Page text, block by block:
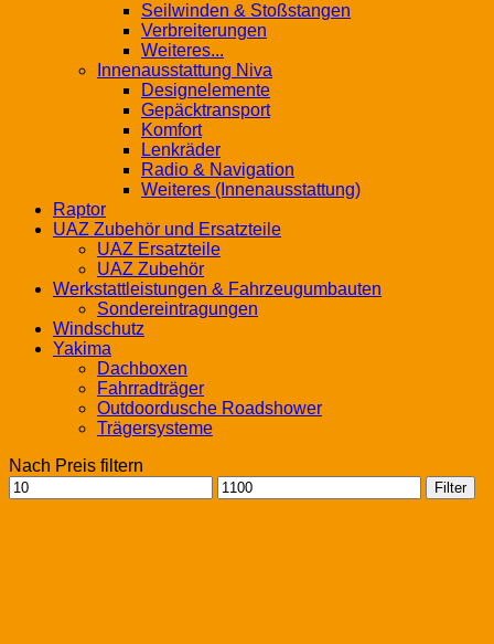
Seilwinden & Stoßstangen
Verbreiterungen
Weiteres...
Innenausstattung Niva
Designelemente
Gepäcktransport
Komfort
Lenkräder
Radio & Navigation
Weiteres (Innenausstattung)
Raptor
UAZ Zubehör und Ersatzteile
UAZ Ersatzteile
UAZ Zubehör
Werkstattleistungen & Fahrzeugumbauten
Sondereintragungen
Windschutz
Yakima
Dachboxen
Fahrradträger
Outdoordusche Roadshower
Trägersysteme
Nach Preis filtern
Min.
Preis
Max.
Preis
Filter